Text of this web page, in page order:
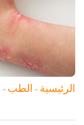
الرئيسية - الطب -